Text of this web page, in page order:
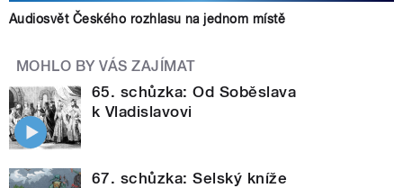
Audiosvět Českého rozhlasu na jednom místě
MOHLO BY VÁS ZAJÍMAT
65. schůzka: Od Soběslava
k Vladislavovi
67. schůzka: Selský kníže